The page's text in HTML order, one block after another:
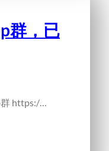
群，已
https:/…